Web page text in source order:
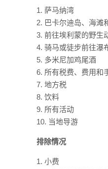
萨马纳湾
巴卡尔迪岛、海滩
前往埃利蒙的野生
骑马或徒步前往瀑
多米尼加鸡尾酒
所有税费、费用和
地方税
饮料
所有活动
当地导游
排除情况
小费